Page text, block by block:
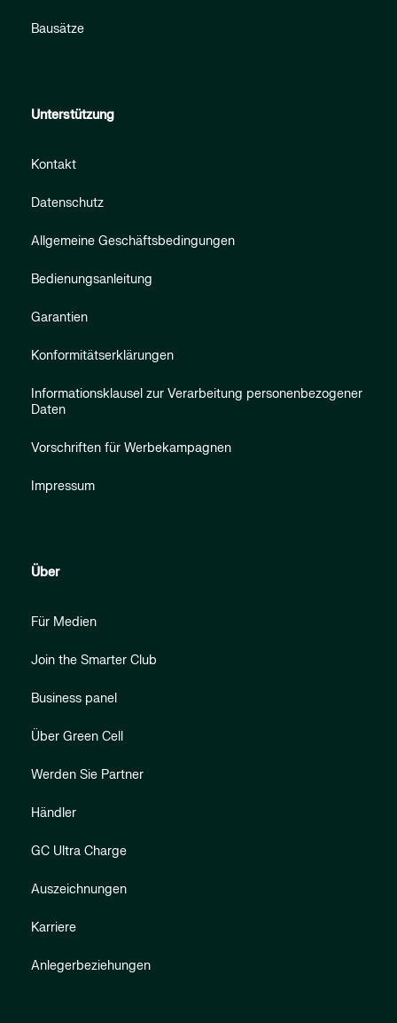
Bausätze
Unterstützung
Kontakt
Datenschutz
Allgemeine Geschäftsbedingungen
Bedienungsanleitung
Garantien
Konformitätserklärungen
Informationsklausel zur Verarbeitung personenbezogener
Daten
Vorschriften für Werbekampagnen
Impressum
Über
Für Medien
Join the Smarter Club
Business panel
Über Green Cell
Werden Sie Partner
Händler
GC Ultra Charge
Auszeichnungen
Karriere
Anlegerbeziehungen